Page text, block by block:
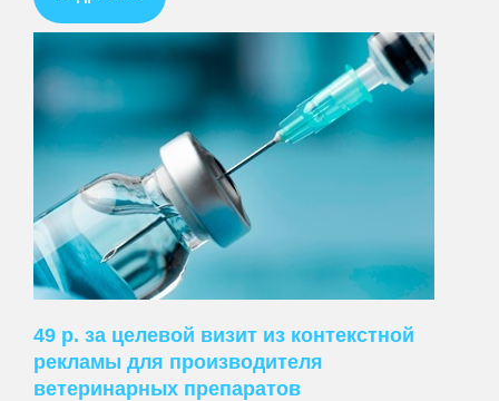
49 р. за целевой визит из контекстной
рекламы для производителя
ветеринарных препаратов